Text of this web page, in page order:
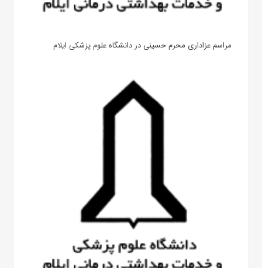
مراسم عزاداری محرم حسینی در دانشگاه علوم پزشکی ایلام